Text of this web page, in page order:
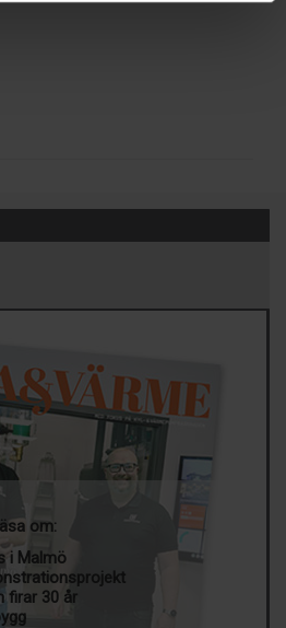
om:
i Malmö
firar 30 år